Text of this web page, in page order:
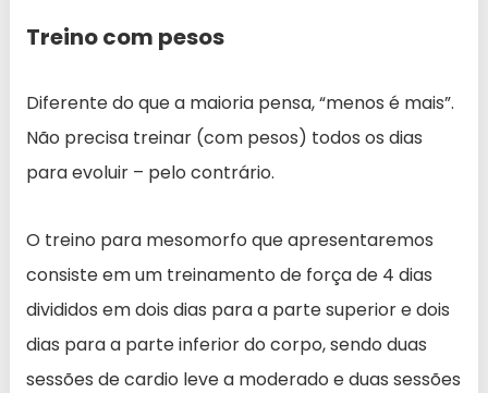
Treino com pesos
Diferente do que a maioria pensa, “menos é mais”.
Não precisa treinar (com pesos) todos os dias
para evoluir – pelo contrário.
O treino para mesomorfo que apresentaremos
consiste em um treinamento de força de 4 dias
divididos em dois dias para a parte superior e dois
dias para a parte inferior do corpo, sendo duas
sessões de cardio leve a moderado e duas sessões